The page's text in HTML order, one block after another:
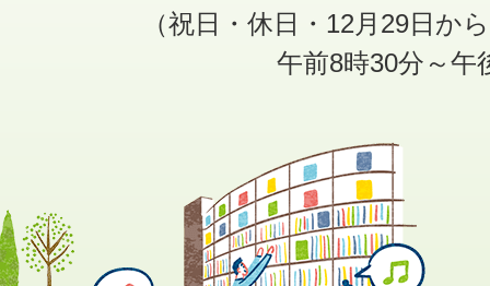
（祝日・休日・12月29日か
午前8時30分～午